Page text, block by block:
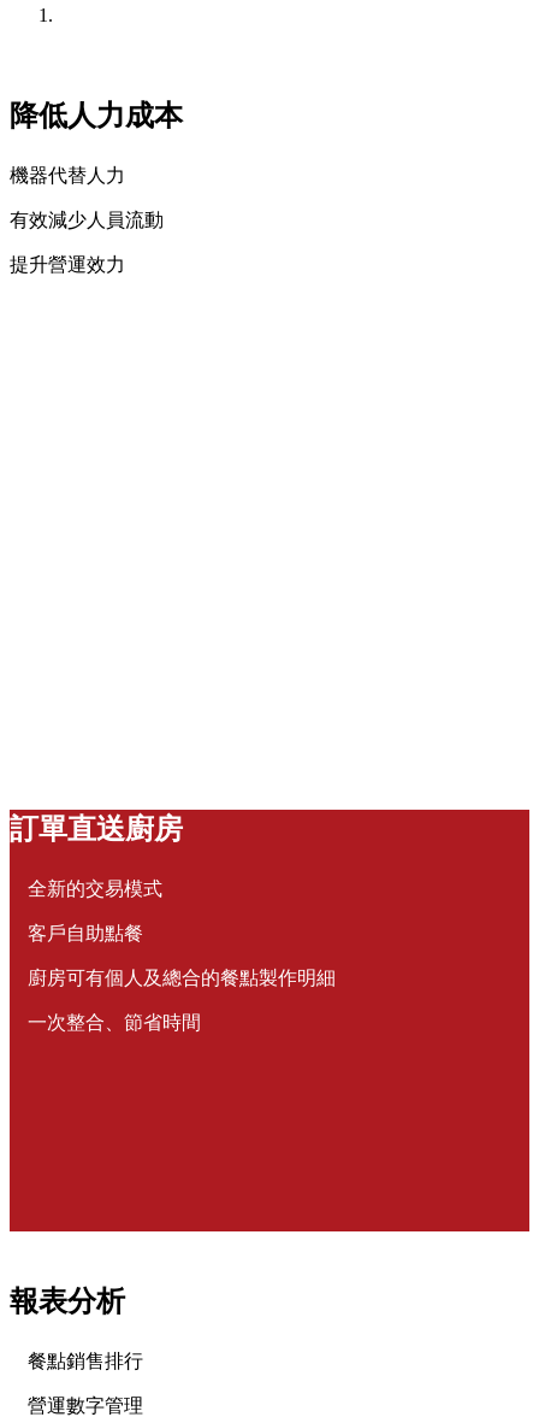
降低人力成本
機器代替人力
有效減少人員流動
提升營運效力
訂單直送廚房
全新的交易模式
客戶自助點餐
廚房可有個人及總合的餐點製作明細
一次整合、節省時間
報表分析
餐點銷售排行
營運數字管理